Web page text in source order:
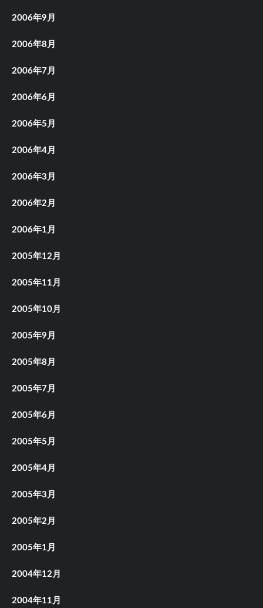
2006年9月
2006年8月
2006年7月
2006年6月
2006年5月
2006年4月
2006年3月
2006年2月
2006年1月
2005年12月
2005年11月
2005年10月
2005年9月
2005年8月
2005年7月
2005年6月
2005年5月
2005年4月
2005年3月
2005年2月
2005年1月
2004年12月
2004年11月